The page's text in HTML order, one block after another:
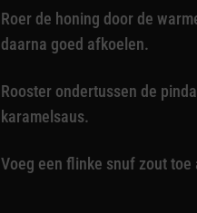
Roer de honing door de
daarna goed afkoelen.
Rooster ondertussen de
karamelsaus.
Voeg een flinke snuf zout toe